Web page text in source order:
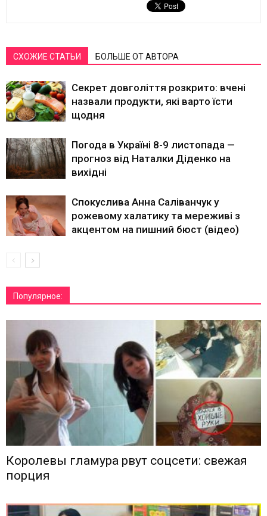
СХОЖИЕ СТАТЬИ БОЛЬШЕ ОТ АВТОРА
Секрет довголіття розкрито: вчені
назвали продукти, які варто їсти
щодня
Погода в Україні 8-9 листопада —
прогноз від Наталки Діденко на
вихідні
Спокуслива Анна Саліванчук у
рожевому халатику та мереживі з
акцентом на пишний бюст (відео)
Популярное:
Королевы гламура рвут соцсети: свежая
порция